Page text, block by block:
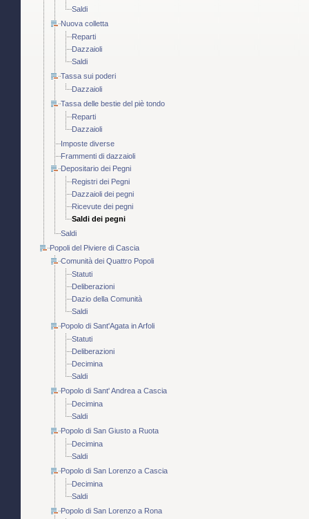
Saldi
Nuova colletta
Reparti
Dazzaioli
Saldi
Tassa sui poderi
Dazzaioli
Tassa delle bestie del piè tondo
Reparti
Dazzaioli
Imposte diverse
Frammenti di dazzaioli
Depositario dei Pegni
Registri dei Pegni
Dazzaioli dei pegni
Ricevute dei pegni
Saldi dei pegni
Saldi
Popoli del Piviere di Cascia
Comunità dei Quattro Popoli
Statuti
Deliberazioni
Dazio della Comunità
Saldi
Popolo di Sant'Agata in Arfoli
Statuti
Deliberazioni
Decimina
Saldi
Popolo di Sant' Andrea a Cascia
Decimina
Saldi
Popolo di San Giusto a Ruota
Decimina
Saldi
Popolo di San Lorenzo a Cascia
Decimina
Saldi
Popolo di San Lorenzo a Rona